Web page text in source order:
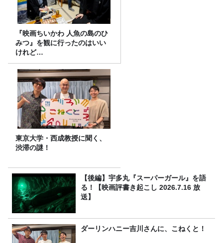
『映画ちいかわ 人魚の島のひ
みつ』を観に行ったのはいい
けれど…
東京大学・西成教授に聞く、
渋滞の謎！
【後編】宇多丸『スーパーガール』を語
る！【映画評書き起こし 2026.7.16 放
送】
ダーリンハニー吉川さんに、こねくと！